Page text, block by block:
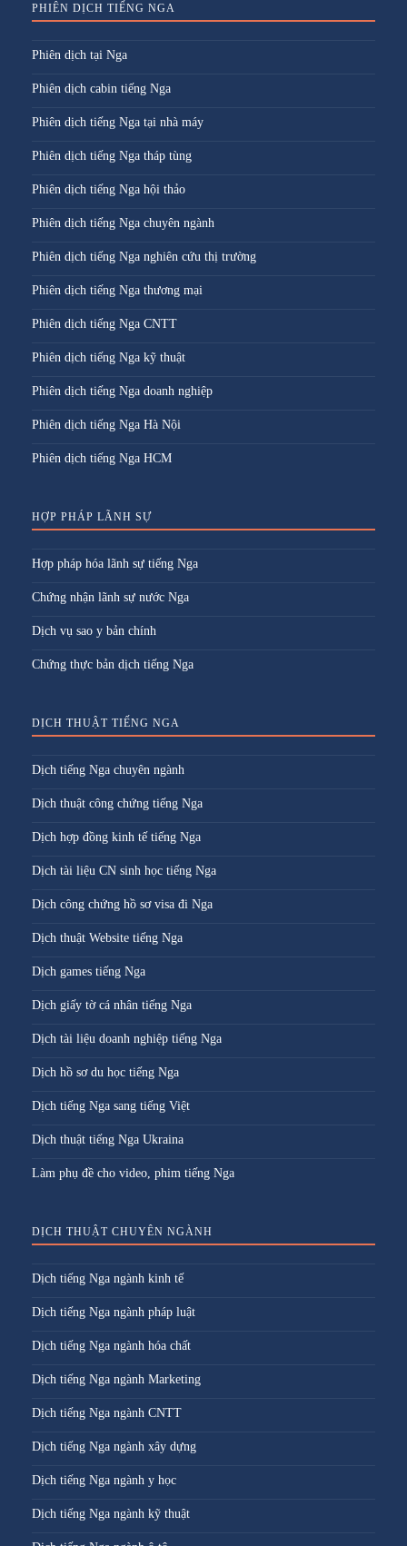
PHIÊN DỊCH TIẾNG NGA
Phiên dịch tại Nga
Phiên dịch cabin tiếng Nga
Phiên dịch tiếng Nga tại nhà máy
Phiên dịch tiếng Nga tháp tùng
Phiên dịch tiếng Nga hội thảo
Phiên dịch tiếng Nga chuyên ngành
Phiên dịch tiếng Nga nghiên cứu thị trường
Phiên dịch tiếng Nga thương mại
Phiên dịch tiếng Nga CNTT
Phiên dịch tiếng Nga kỹ thuật
Phiên dịch tiếng Nga doanh nghiệp
Phiên dịch tiếng Nga Hà Nội
Phiên dịch tiếng Nga HCM
HỢP PHÁP LÃNH SỰ
Hợp pháp hóa lãnh sự tiếng Nga
Chứng nhận lãnh sự nước Nga
Dịch vụ sao y bản chính
Chứng thực bản dịch tiếng Nga
DỊCH THUẬT TIẾNG NGA
Dịch tiếng Nga chuyên ngành
Dịch thuật công chứng tiếng Nga
Dịch hợp đồng kinh tế tiếng Nga
Dịch tài liệu CN sinh học tiếng Nga
Dịch công chứng hồ sơ visa đi Nga
Dịch thuật Website tiếng Nga
Dịch games tiếng Nga
Dịch giấy tờ cá nhân tiếng Nga
Dịch tài liệu doanh nghiệp tiếng Nga
Dịch hồ sơ du học tiếng Nga
Dịch tiếng Nga sang tiếng Việt
Dịch thuật tiếng Nga Ukraina
Làm phụ đề cho video, phim tiếng Nga
DỊCH THUẬT CHUYÊN NGÀNH
Dịch tiếng Nga ngành kinh tế
Dịch tiếng Nga ngành pháp luật
Dịch tiếng Nga ngành hóa chất
Dịch tiếng Nga ngành Marketing
Dịch tiếng Nga ngành CNTT
Dịch tiếng Nga ngành xây dựng
Dịch tiếng Nga ngành y học
Dịch tiếng Nga ngành kỹ thuật